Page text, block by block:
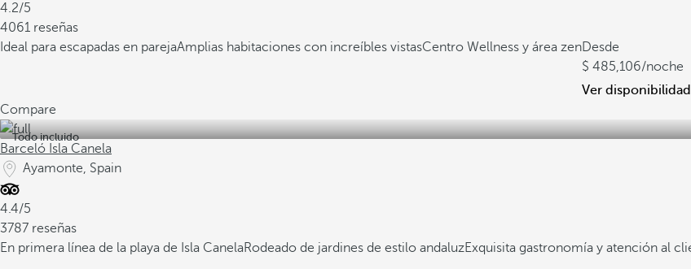
4.2/5
4061 reseñas
Ideal para escapadas en parejaAmplias habitaciones con increíbles vistasCentro Wellness y área zenDesde
485,106/noche
Ver disponibilidad
Compare
Todo incluido
Barceló Isla Canela
Ayamonte, Spain
4.4/5
3787 reseñas
En primera línea de la playa de Isla CanelaRodeado de jardines de estilo andaluzExquisita gastronomía y atención al